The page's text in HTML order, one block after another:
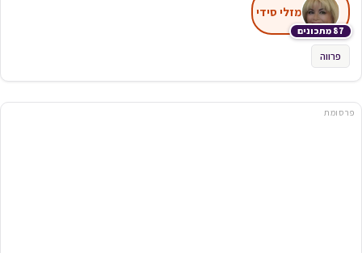
87 מתכונים
מזלי סידי
פרווה
פרסומת